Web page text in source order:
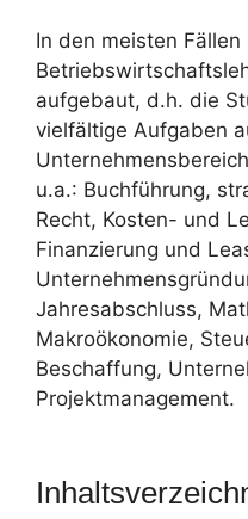
In den meisten
aufgebaut, d.h. die
vielfältige Aufgaben
u.a.: Buchführung,
Recht, Kosten- und
Finanzierung und
Jahresabschluss,
Makroökonomie,
Beschaffung,
Projektmanagement.